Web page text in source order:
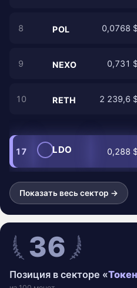
8 POL 0,0768
9 NEXO 0,731
10 RETH 2 239,6
17 LDO 0,288
Показать весь сектор →
36
Позиция в секторе «